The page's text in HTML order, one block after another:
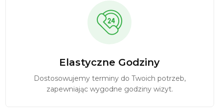
Elastyczne Godziny
Dostosowujemy terminy do Twoich potrzeb,
zapewniając wygodne godziny wizyt.